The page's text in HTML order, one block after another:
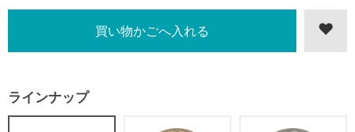
ラインナップ